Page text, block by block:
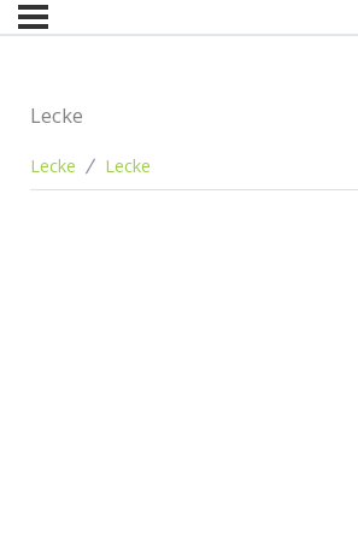
Lecke
Lecke Lecke